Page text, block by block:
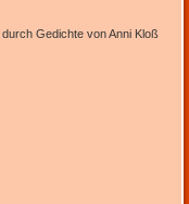
Gedichte von Anni Kloß